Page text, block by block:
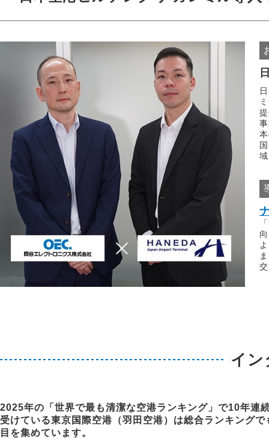
イン
2025年の「世界で最も清潔な空港ランキング」で10年連
受けている東京国際空港（羽田空港）は総合ランキング
目を集めています。